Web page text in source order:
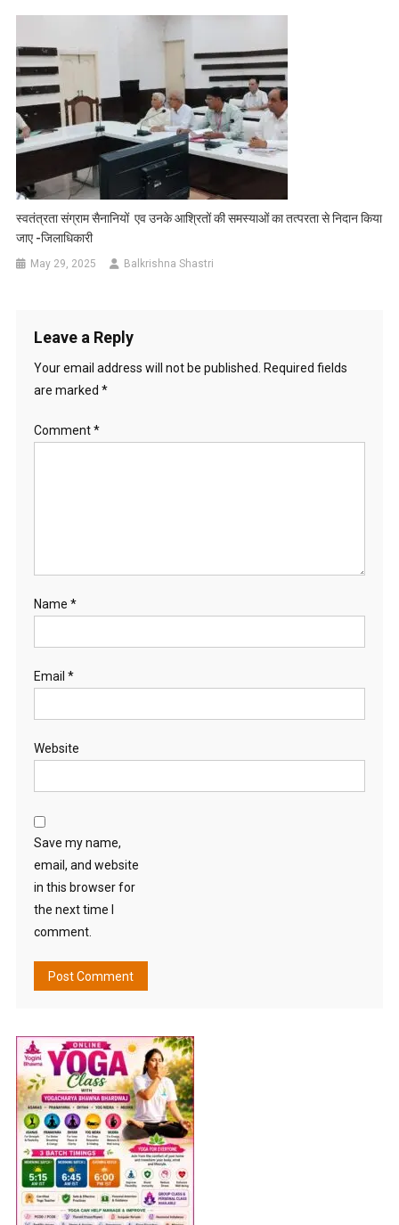
स्वतंत्रता संग्राम सैनानियों एव उनके आश्रितों की समस्याओं का तत्परता से निदान किया
जाए -जिलाधिकारी
May 29, 2025 Balkrishna Shastri
Leave a Reply
Your email address will not be published. Required fields
are marked *
Comment*
Name *
Email *
Website
Save my name,
email, and website
in this browser for
the next time I
comment.